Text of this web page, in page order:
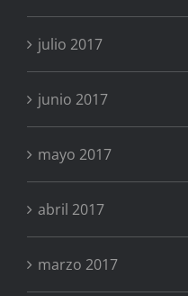
julio 2017
junio 2017
mayo 2017
abril 2017
marzo 2017